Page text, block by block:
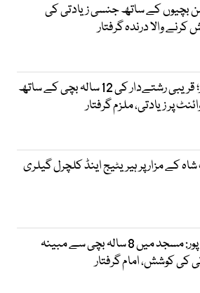
بچیوں کے ساتھ جنسی زیادتی کی
والا درندہ گرفتار
لاہور؛ قریبی رشتےدار کی 12 سالہ بچی کے ساتھ
پر زیادتی، ملزم گرفتار
کے مزار پر ہیریٹیج اینڈ کلچرل گیلری
علی پور: مسجد میں 8 سالہ بچی سے مبینہ
کی کوشش، امام گرفتار